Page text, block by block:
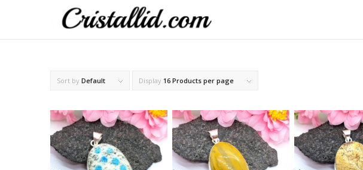
Sort by Default Display 16 Products per page